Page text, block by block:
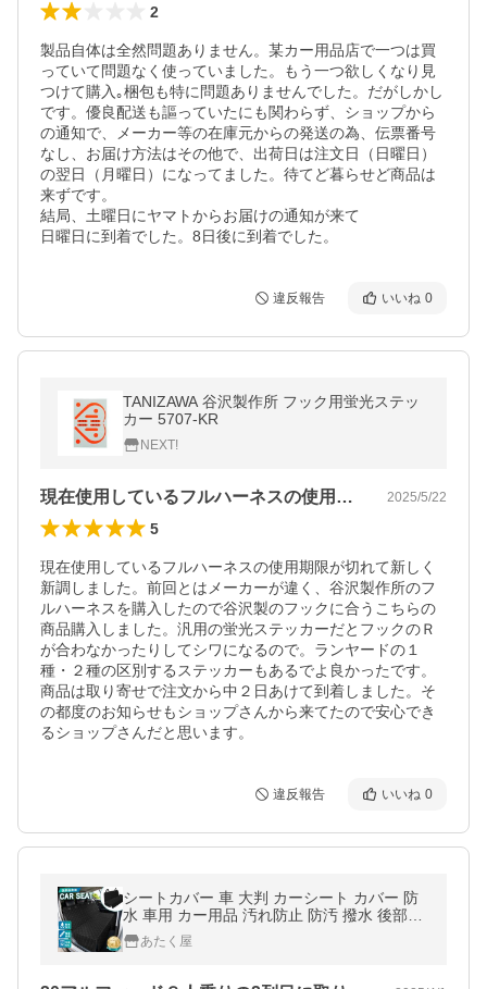
2
製品自体は全然問題ありません。某カー用品店で一つは買
っていて問題なく使っていました。もう一つ欲しくなり見
つけて購入｡梱包も特に問題ありませんでした。だがしかし
です。優良配送も謳っていたにも関わらず、ショップから
の通知で、メーカー等の在庫元からの発送の為、伝票番号
なし、お届け方法はその他で、出荷日は注文日（日曜日）
の翌日（月曜日）になってました。待てど暮らせど商品は
来ずです。
結局、土曜日にヤマトからお届けの通知が来て
日曜日に到着でした。8日後に到着でした。
違反報告 いいね 0
TANIZAWA 谷沢製作所 フック用蛍光ステッ
カー 5707-KR
NEXT!
現在使用しているフルハーネスの使用期限… 2025/5/22
5
現在使用しているフルハーネスの使用期限が切れて新しく
新調しました。前回とはメーカーが違く、谷沢製作所のフ
ルハーネスを購入したので谷沢製のフックに合うこちらの
商品購入しました。汎用の蛍光ステッカーだとフックのＲ
が合わなかったりしてシワになるので。ランヤードの１
種・２種の区別するステッカーもあるでよ良かったです。
商品は取り寄せで注文から中２日あけて到着しました。そ
の都度のお知らせもショップさんから来てたので安心でき
るショップさんだと思います。
違反報告 いいね 0
シートカバー 車 大判 カーシート カバー 防
水 車用 カー用品 汚れ防止 防汚 撥水 後部座
席用 ペット アウトドア 普通車 軽 ハイエー
ス SUV ミニバン対応 部活
あたく屋